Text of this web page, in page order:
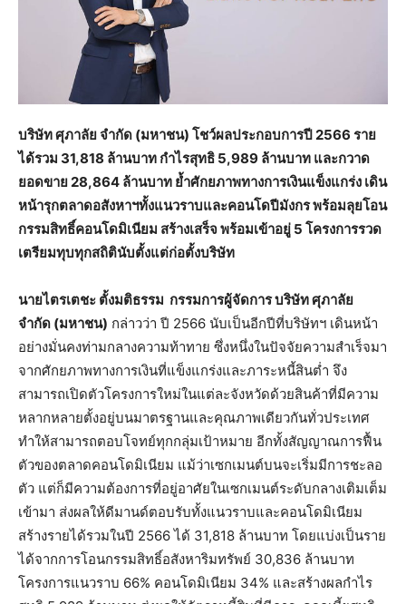
บริษัท ศุภาลัย จำกัด (มหาชน) โชว์ผลประกอบการปี 2566 ราย
ได้รวม 31,818 ล้านบาท กำไรสุทธิ 5,989 ล้านบาท และกวาด
ยอดขาย 28,864 ล้านบาท ย้ำศักยภาพทางการเงินแข็งแกร่ง เดิน
หน้ารุกตลาดอสังหาฯทั้งแนวราบและคอนโดปีมังกร พร้อมลุยโอน
กรรมสิทธิ์คอนโดมิเนียม สร้างเสร็จ พร้อมเข้าอยู่ 5 โครงการรวด
เตรียมทุบทุกสถิตินับตั้งแต่ก่อตั้งบริษัท
นายไตรเตชะ ตั้งมติธรรม กรรมการผู้จัดการ บริษัท ศุภาลัย
จำกัด (มหาชน) กล่าวว่า ปี 2566 นับเป็นอีกปีที่บริษัทฯ เดินหน้า
อย่างมั่นคงท่ามกลางความท้าทาย ซึ่งหนึ่งในปัจจัยความสำเร็จมา
จากศักยภาพทางการเงินที่แข็งแกร่งและภาระหนี้สินต่ำ จึง
สามารถเปิดตัวโครงการใหม่ในแต่ละจังหวัดด้วยสินค้าที่มีความ
หลากหลายตั้งอยู่บนมาตรฐานและคุณภาพเดียวกันทั่วประเทศ
ทำให้สามารถตอบโจทย์ทุกกลุ่มเป้าหมาย อีกทั้งสัญญาณการฟื้น
ตัวของตลาดคอนโดมิเนียม แม้ว่าเซกเมนต์บนจะเริ่มมีการชะลอ
ตัว แต่ก็มีความต้องการที่อยู่อาศัยในเซกเมนต์ระดับกลางเติมเต็ม
เข้ามา ส่งผลให้ดีมานด์ตอบรับทั้งแนวราบและคอนโดมิเนียม
สร้างรายได้รวมในปี 2566 ได้ 31,818 ล้านบาท โดยแบ่งเป็นราย
ได้จากการโอนกรรมสิทธิ์อสังหาริมทรัพย์ 30,836 ล้านบาท
โครงการแนวราบ 66% คอนโดมิเนียม 34% และสร้างผลกำไร